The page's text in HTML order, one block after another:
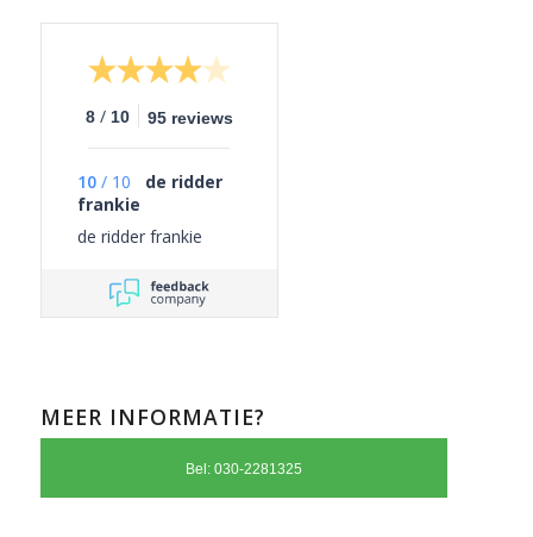
8 / 10 95 reviews
10 / 10
de ridder
frankie
de ridder frankie
MEER INFORMATIE?
Bel: 030-2281325